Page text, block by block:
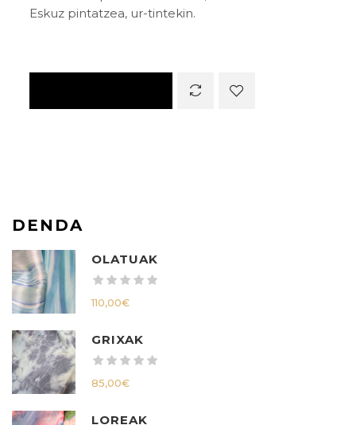
Eskuz pintatzea, ur-tintekin.
DENDA
OLATUAK
110,00€
GRIXAK
85,00€
LOREAK